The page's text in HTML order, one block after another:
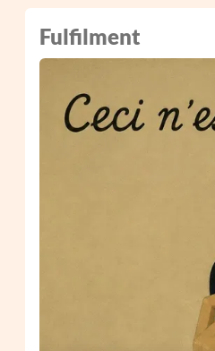
Fulfilment